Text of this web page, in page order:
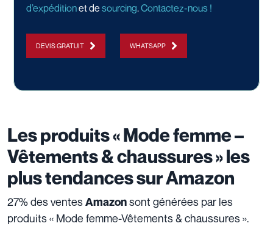
d’expéditionet de sourcing.Contactez-nous !
DEVIS GRATUIT WHATSAPP
Les produits «Mode femme –
Vêtements & chaussures» les
plus tendances sur Amazon
27% des ventesAmazonsont générées par les
produits « Mode femme-Vêtements & chaussures ».